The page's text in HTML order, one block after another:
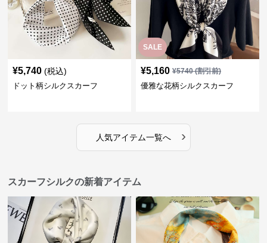
¥5,740 (税込)
ドット柄シルクスカーフ
SALE
¥5,160 ¥5740(割引前)
優雅な花柄シルクスカーフ
人気アイテム一覧へ ›
スカーフシルクの新着アイテム